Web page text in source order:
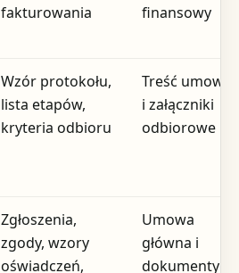
fakturowania
finansowy
Wzór protokołu,
lista etapów,
kryteria odbioru
Treść umowy
i załączniki
odbiorowe
Zgłoszenia,
zgody, wzory
oświadczeń,
Umowa
główna i
dokumenty